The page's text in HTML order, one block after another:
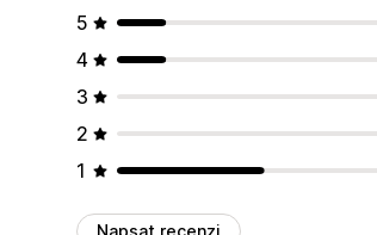
5
4
3
2
1
Napsat recenzi